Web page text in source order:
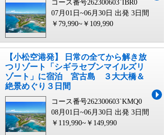
コース番号262300603`IBR0
07月01日~06月30日 出発 3日間
￥79,990~￥109,990
【小松空港発】 日常の全てから解き放
つリゾート「シギラセブンマイルズリ
ゾート」に宿泊 宮古島 ３大大橋＆
絶景めぐり３日間
コース番号262300603`KMQ0
08月01日~06月30日 出発 3日間
￥119,990~￥149,990